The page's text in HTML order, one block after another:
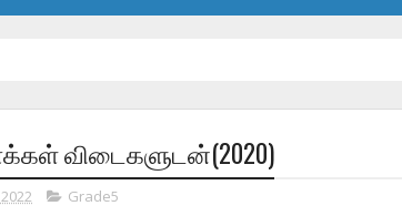
விடைகளுடன்(2020)
Grade5